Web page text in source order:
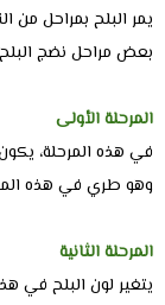
يمر البلح بمراحل
بعض مراحل نضج
المرحلة الأولى
في هذه المرحلة،
وهو طري في هذه
المرحلة الثانية
يتغير لون البلح في